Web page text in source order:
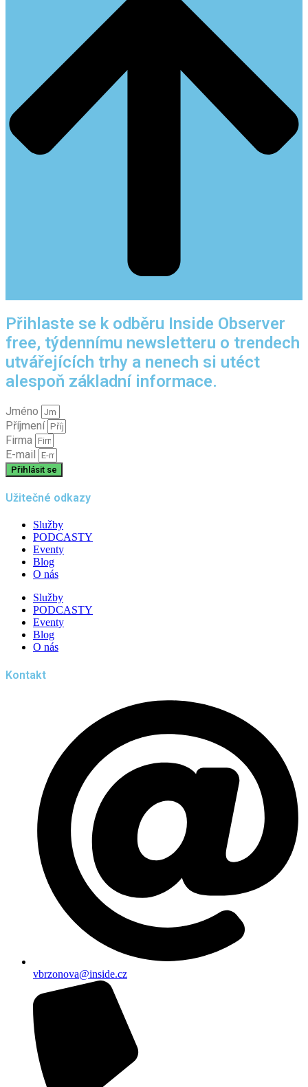
Přihlaste se k odběru Inside Observer
free, týdennímu newsletteru o trendech
utvářejících trhy a nenech si utéct
alespoň základní informace.
Jméno
Příjmení
Firma
E-mail
Přihlásit se
Užitečné odkazy
Služby
PODCASTY
Eventy
Blog
O nás
Služby
PODCASTY
Eventy
Blog
O nás
Kontakt
vbrzonova@inside.cz